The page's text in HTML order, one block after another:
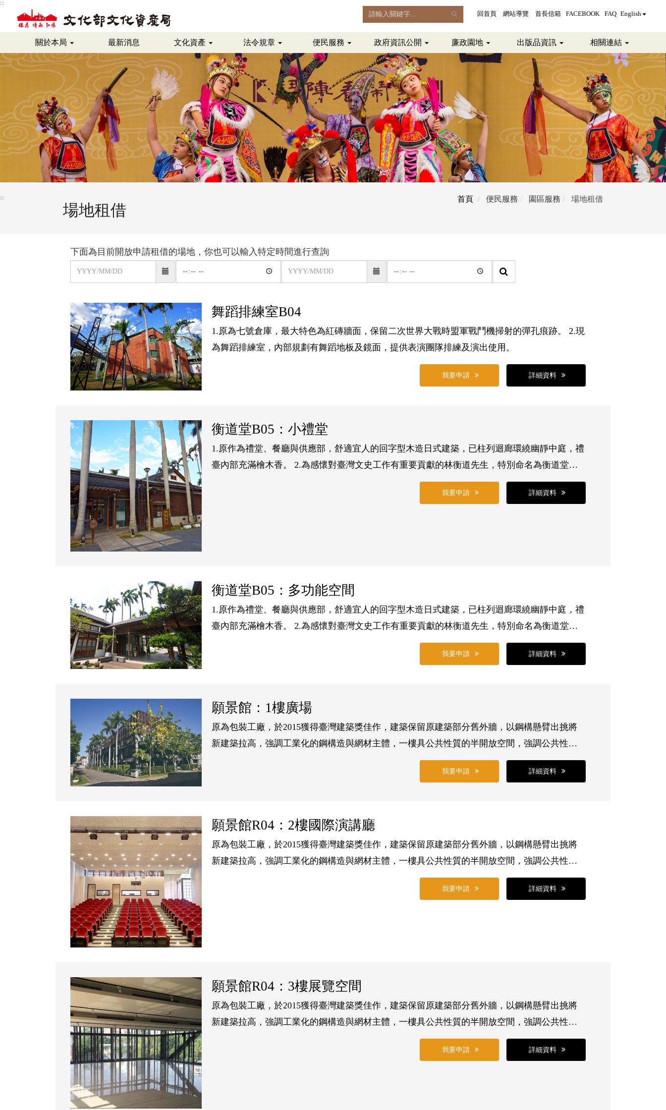
跳
主
內
容
:::
檢
索
回首頁 網站導覽 首長信箱 FACEBOOK FAQ English
關於本局 最新消息 文化資產 法令規章 便民服務 政府資訊公開 廉政園地 出版品資訊 相關連結
::: 首頁 便民服務 園區服務 場地租借
場地租借
下面為目前開放申請租借的場地，你也可以輸入特定時間進行查詢
場
地
租
借
起
始
日
期
地
租
借
起
始
時
間
場
地
借
結
束
地
結
束
單
元
關
鍵
字
舞蹈排練室B04
1.原為七號倉庫，最大特色為紅磚牆面，保留二次世界大戰時盟軍戰鬥機掃射的彈孔痕跡。 2.現
為舞蹈排練室，內部規劃有舞蹈地板及鏡面，提供表演團隊排練及演出使用。
詳細資料
我要申請
衡道堂B05：小禮堂
1.原作為禮堂、餐廳與供應部，舒適宜人的回字型木造日式建築，已柱列迴廊環繞幽靜中庭，禮
臺內部充滿檜木香。 2.為感懷對臺灣文史工作有重要貢獻的林衡道先生，特別命名為衡道堂。
3.目前規劃為小型表演場地，及演講、展覽空間。走入其中，處處可感受濃濃的日式建築特色。
4.小禮堂提供投影機(含HDMI接頭)、珠光布幕、音響設備(2隻無線麥克風)及113階梯式座位，空
詳細資料
我要申請
衡道堂B05：多功能空間
1.原作為禮堂、餐廳與供應部，舒適宜人的回字型木造日式建築，已柱列迴廊環繞幽靜中庭，禮
臺內部充滿檜木香。 2.為感懷對臺灣文史工作有重要貢獻的林衡道先生，特別命名為衡道堂。
3.目前規劃為小型表演場地，及演講、展覽空間。走入其中，處處可感受濃濃的日式建築特色。
詳細資料
我要申請
願景館：1樓廣場
原為包裝工廠，於2015獲得臺灣建築獎佳作，建築保留原建築部分舊外牆，以鋼構懸臂出挑將
新建築拉高，強調工業化的鋼構造與網材主體，一樓具公共性質的半開放空間，強調公共性，
地下室保留購置於荷蘭的米酒洗瓶機成為文化資產，在園區內特別顯出新舊併存張力。
詳細資料
我要申請
願景館R04：2樓國際演講廳
原為包裝工廠，於2015獲得臺灣建築獎佳作，建築保留原建築部分舊外牆，以鋼構懸臂出挑將
新建築拉高，強調工業化的鋼構造與網材主體，一樓具公共性質的半開放空間，強調公共性，
地下室保留購置於荷蘭的米酒洗瓶機成為文化資產，在園區內特別顯出新舊併存張力。該場地
提供投影機、布幕、音響設備(3隻無線麥克風)及128階梯式座位，可提供演講及研討會使用，請
詳細資料
我要申請
願景館R04：3樓展覽空間
原為包裝工廠，於2015獲得臺灣建築獎佳作，建築保留原建築部分舊外牆，以鋼構懸臂出挑將
新建築拉高，強調工業化的鋼構造與網材主體，一樓具公共性質的半開放空間，強調公共性，
地下室保留購置於荷蘭的米酒洗瓶機成為文化資產，在園區內特別顯出新舊併存張力。
詳細資料
我要申請